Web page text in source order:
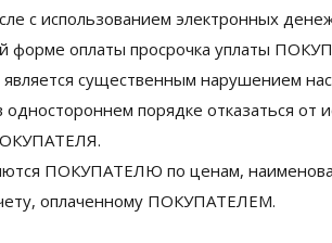
с использованием электронных
форме оплаты просрочка уплаты
существенным нарушением
порядке отказаться от
ПОКУПАТЕЛЮ по ценам,
оплаченному ПОКУПАТЕЛЕМ.